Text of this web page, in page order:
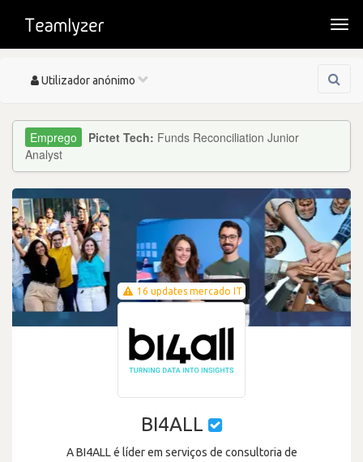
Toggle
Utilizador anónimo
Pictet Tech: Funds Reconciliation Junior
Analyst
16 updates mercado IT
BI4ALL
A BI4ALL é líder em serviços de consultoria de